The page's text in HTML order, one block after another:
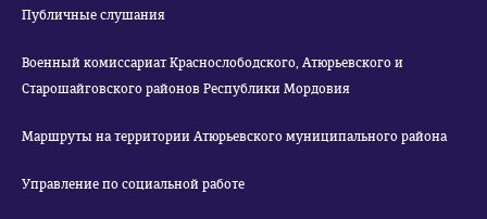
Публичные слушания
Военный комиссариат Краснослободского, Атюрьевского и
Старошайговского районов Республики Мордовия
Маршруты на территории Атюрьевского муниципального района
Управление по социальной работе